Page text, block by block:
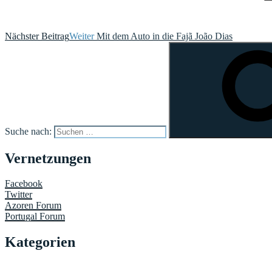
Nächster BeitragWeiter Mit dem Auto in die Fajã João Dias
Suche nach:
Vernetzungen
Facebook
Twitter
Azoren Forum
Portugal Forum
Kategorien